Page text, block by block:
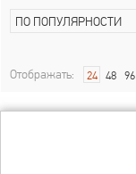
ПО ПОПУЛЯРНОСТИ
Отображать: 24 48 96